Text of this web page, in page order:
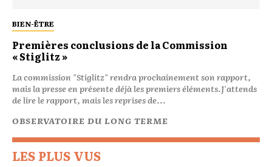
BIEN-ÊTRE
Premières conclusions de la Commission
« Stiglitz »
La commission "Stiglitz" rendra prochainement son rapport,
mais la presse en présente déjà les premiers éléments.J'attends
de lire le rapport, mais les reprises de...
OBSERVATOIRE DU LONG TERME
LES PLUS VUS